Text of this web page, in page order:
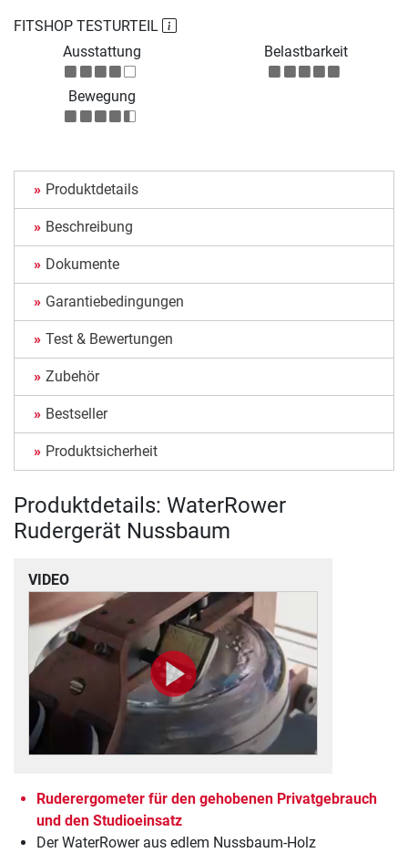
FITSHOP TESTURTEIL
Ausstattung
Belastbarkeit
Bewegung
Produktdetails
Beschreibung
Dokumente
Garantiebedingungen
Test & Bewertungen
Zubehör
Bestseller
Produktsicherheit
Produktdetails: WaterRower
Rudergerät Nussbaum
VIDEO
Ruderergometer für den gehobenen Privatgebrauch
und den Studioeinsatz
Der WaterRower aus edlem Nussbaum-Holz